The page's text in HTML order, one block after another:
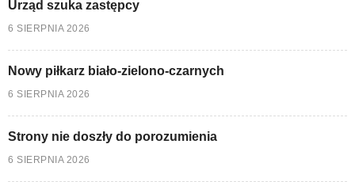
Urząd szuka zastępcy
6 SIERPNIA 2026
Nowy piłkarz biało-zielono-czarnych
6 SIERPNIA 2026
Strony nie doszły do porozumienia
6 SIERPNIA 2026